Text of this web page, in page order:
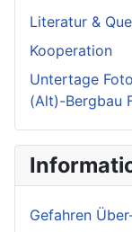
Literatur &
Kooperation
Untertage
(Alt)-Bergbau
Gefahren